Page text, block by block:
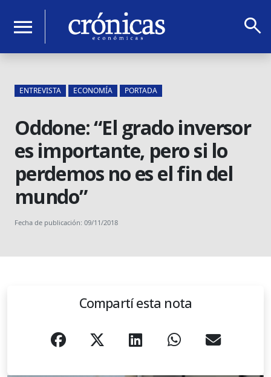
menu search
ENTREVISTA ECONOMÍA PORTADA
Oddone: “El grado inversor
es importante, pero si lo
perdemos no es el fin del
mundo”
Fecha de publicación: 09/11/2018
Compartí esta nota